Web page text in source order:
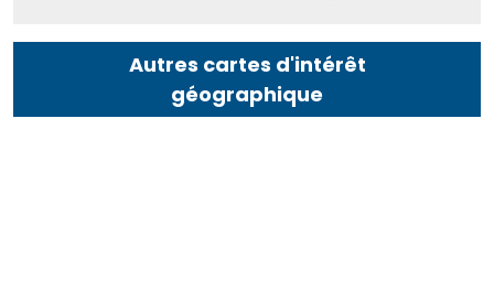
Autres cartes d'intérêt
géographique